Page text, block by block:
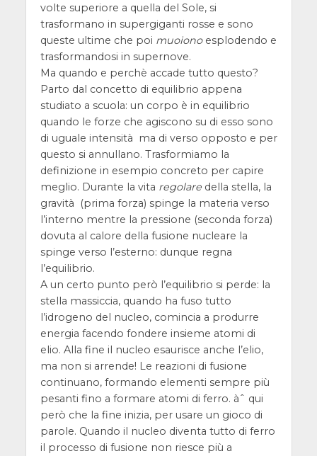
volte superiore a quella del Sole, si
trasformano in supergiganti rosse e sono
queste ultime che poi muoionoesplodendo e
trasformandosi in supernove.
Ma quando e perchè accade tutto questo?
Parto dal concetto di equilibrio appena
studiato a scuola: un corpo è in equilibrio
quando le forze che agiscono su di esso sono
di uguale intensità ma di verso opposto e per
questo si annullano. Trasformiamo la
definizione in esempio concreto per capire
meglio. Durante la vita regolaredella stella, la
gravità (prima forza) spinge la materia verso
l’interno mentre la pressione (seconda forza)
dovuta al calore della fusione nucleare la
spinge verso l’esterno: dunque regna
l’equilibrio.
A un certo punto però l’equilibrio si perde: la
stella massiccia, quando ha fuso tutto
l’idrogeno del nucleo, comincia a produrre
energia facendo fondere insieme atomi di
elio. Alla fine il nucleo esaurisce anche l’elio,
ma non si arrende! Le reazioni di fusione
continuano, formando elementi sempre più
pesanti fino a formare atomi di ferro. àˆ qui
però che la fine inizia, per usare un gioco di
parole. Quando il nucleo diventa tutto di ferro
il processo di fusione non riesce più a